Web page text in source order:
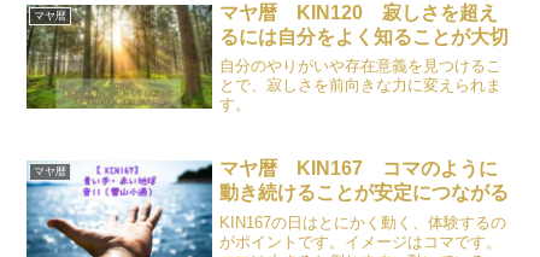
マヤ暦
マヤ暦 KIN120 寂しさを超え
るには自分をよく知ることが大切
自分のやりがいや存在意義を見つけるこ
とで、寂しさを前向きな力に変えられま
す。
マヤ暦
マヤ暦 KIN167 コマのように
動き続けることが安定につながる
KIN167の日はとにかく動く、体験するの
がポイントです。イメージはコマです。